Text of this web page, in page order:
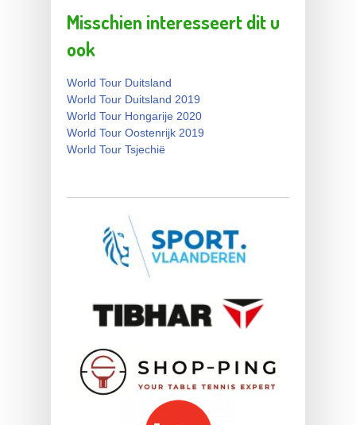
Misschien interesseert dit u
ook
World Tour Duitsland
World Tour Duitsland 2019
World Tour Hongarije 2020
World Tour Oostenrijk 2019
World Tour Tsjechië